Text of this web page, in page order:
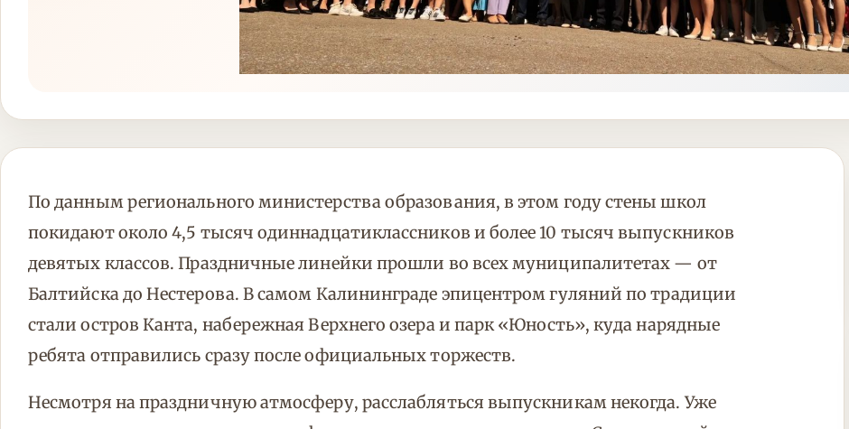
По данным регионального министерства образования, в этом году стены школ
покидают около 4,5 тысяч одиннадцатиклассников и более 10 тысяч выпускников
девятых классов. Праздничные линейки прошли во всех муниципалитетах — от
Балтийска до Нестерова. В самом Калининграде эпицентром гуляний по традиции
стали остров Канта, набережная Верхнего озера и парк «Юность», куда нарядные
ребята отправились сразу после официальных торжеств.
Несмотря на праздничную атмосферу, расслабляться выпускникам некогда. Уже